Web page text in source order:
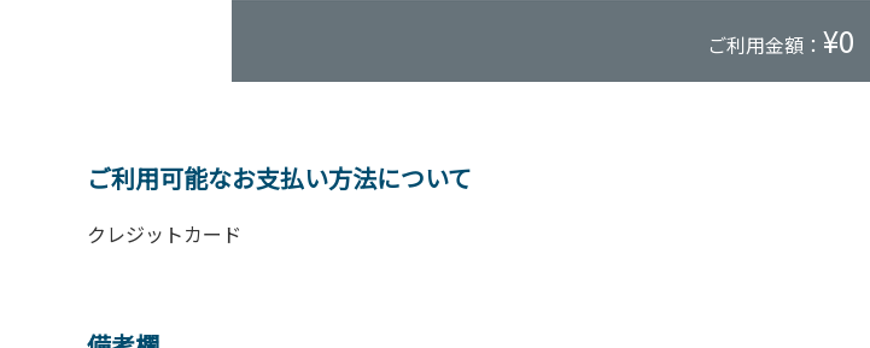
ご利用金額： ¥0
ご利用可能なお支払い方法について
クレジットカード